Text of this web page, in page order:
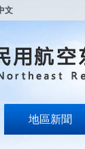
文
地區新聞